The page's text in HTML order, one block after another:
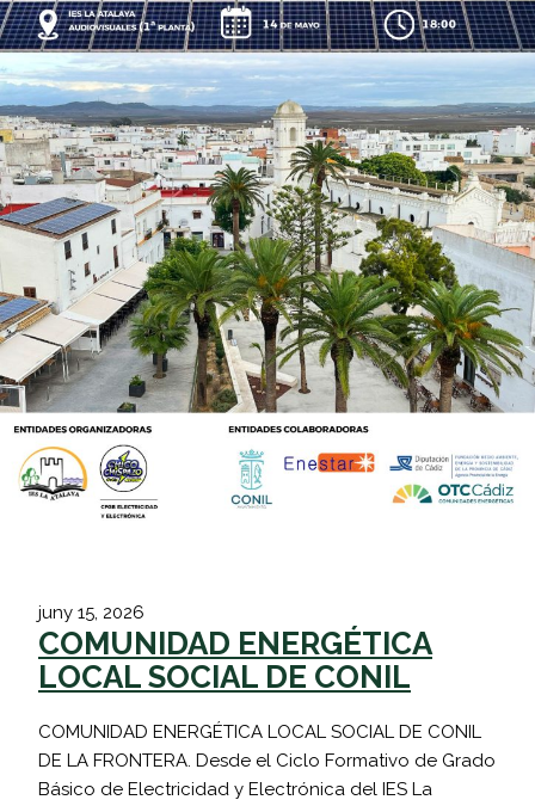
juny 15, 2026
COMUNIDAD ENERGÉTICA
LOCAL SOCIAL DE CONIL
COMUNIDAD ENERGÉTICA LOCAL SOCIAL DE CONIL
DE LA FRONTERA. Desde el Ciclo Formativo de Grado
Básico de Electricidad y Electrónica del IES La